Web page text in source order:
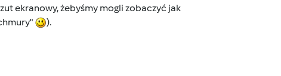
ekranowy, żebyśmy mogli zobaczyć jak
).